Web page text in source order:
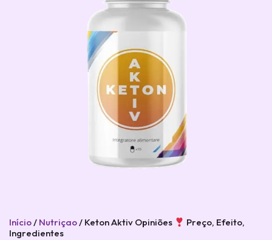
Início/ Nutriçao/ Keton Aktiv Opiniões
Preço, Efeito,
Ingredientes